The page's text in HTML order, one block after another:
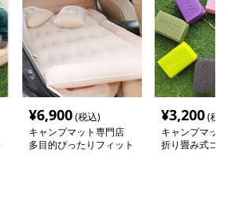
¥6,900(税込)
キャンプマット専門店
多目的ぴったりフィット
¥3,200(税
キャンプマッ
折り畳み式コ